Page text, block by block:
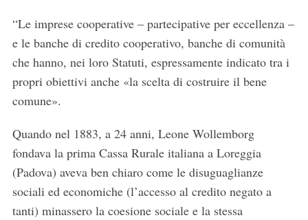
“Le imprese cooperative – partecipative per eccellenza –
e le banche di credito cooperativo, banche di comunità
che hanno, nei loro Statuti, espressamente indicato tra i
propri obiettivi anche «la scelta di costruire il bene
comune».
Quando nel 1883, a 24 anni, Leone Wollemborg
fondava la prima Cassa Rurale italiana a Loreggia
(Padova) aveva ben chiaro come le disuguaglianze
sociali ed economiche (l’accesso al credito negato a
tanti) minassero la coesione sociale e la stessa